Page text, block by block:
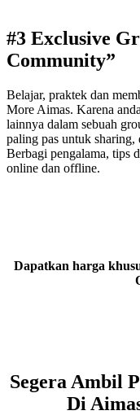
#3 Exclusive
Community”
Belajar, praktek dan
More Aimas. Karena
lainnya dalam sebuah
paling pas untuk sharing,
Berbagi pengalama, tips
online dan offline.
Dapatkan harga
Segera Ambil
Di